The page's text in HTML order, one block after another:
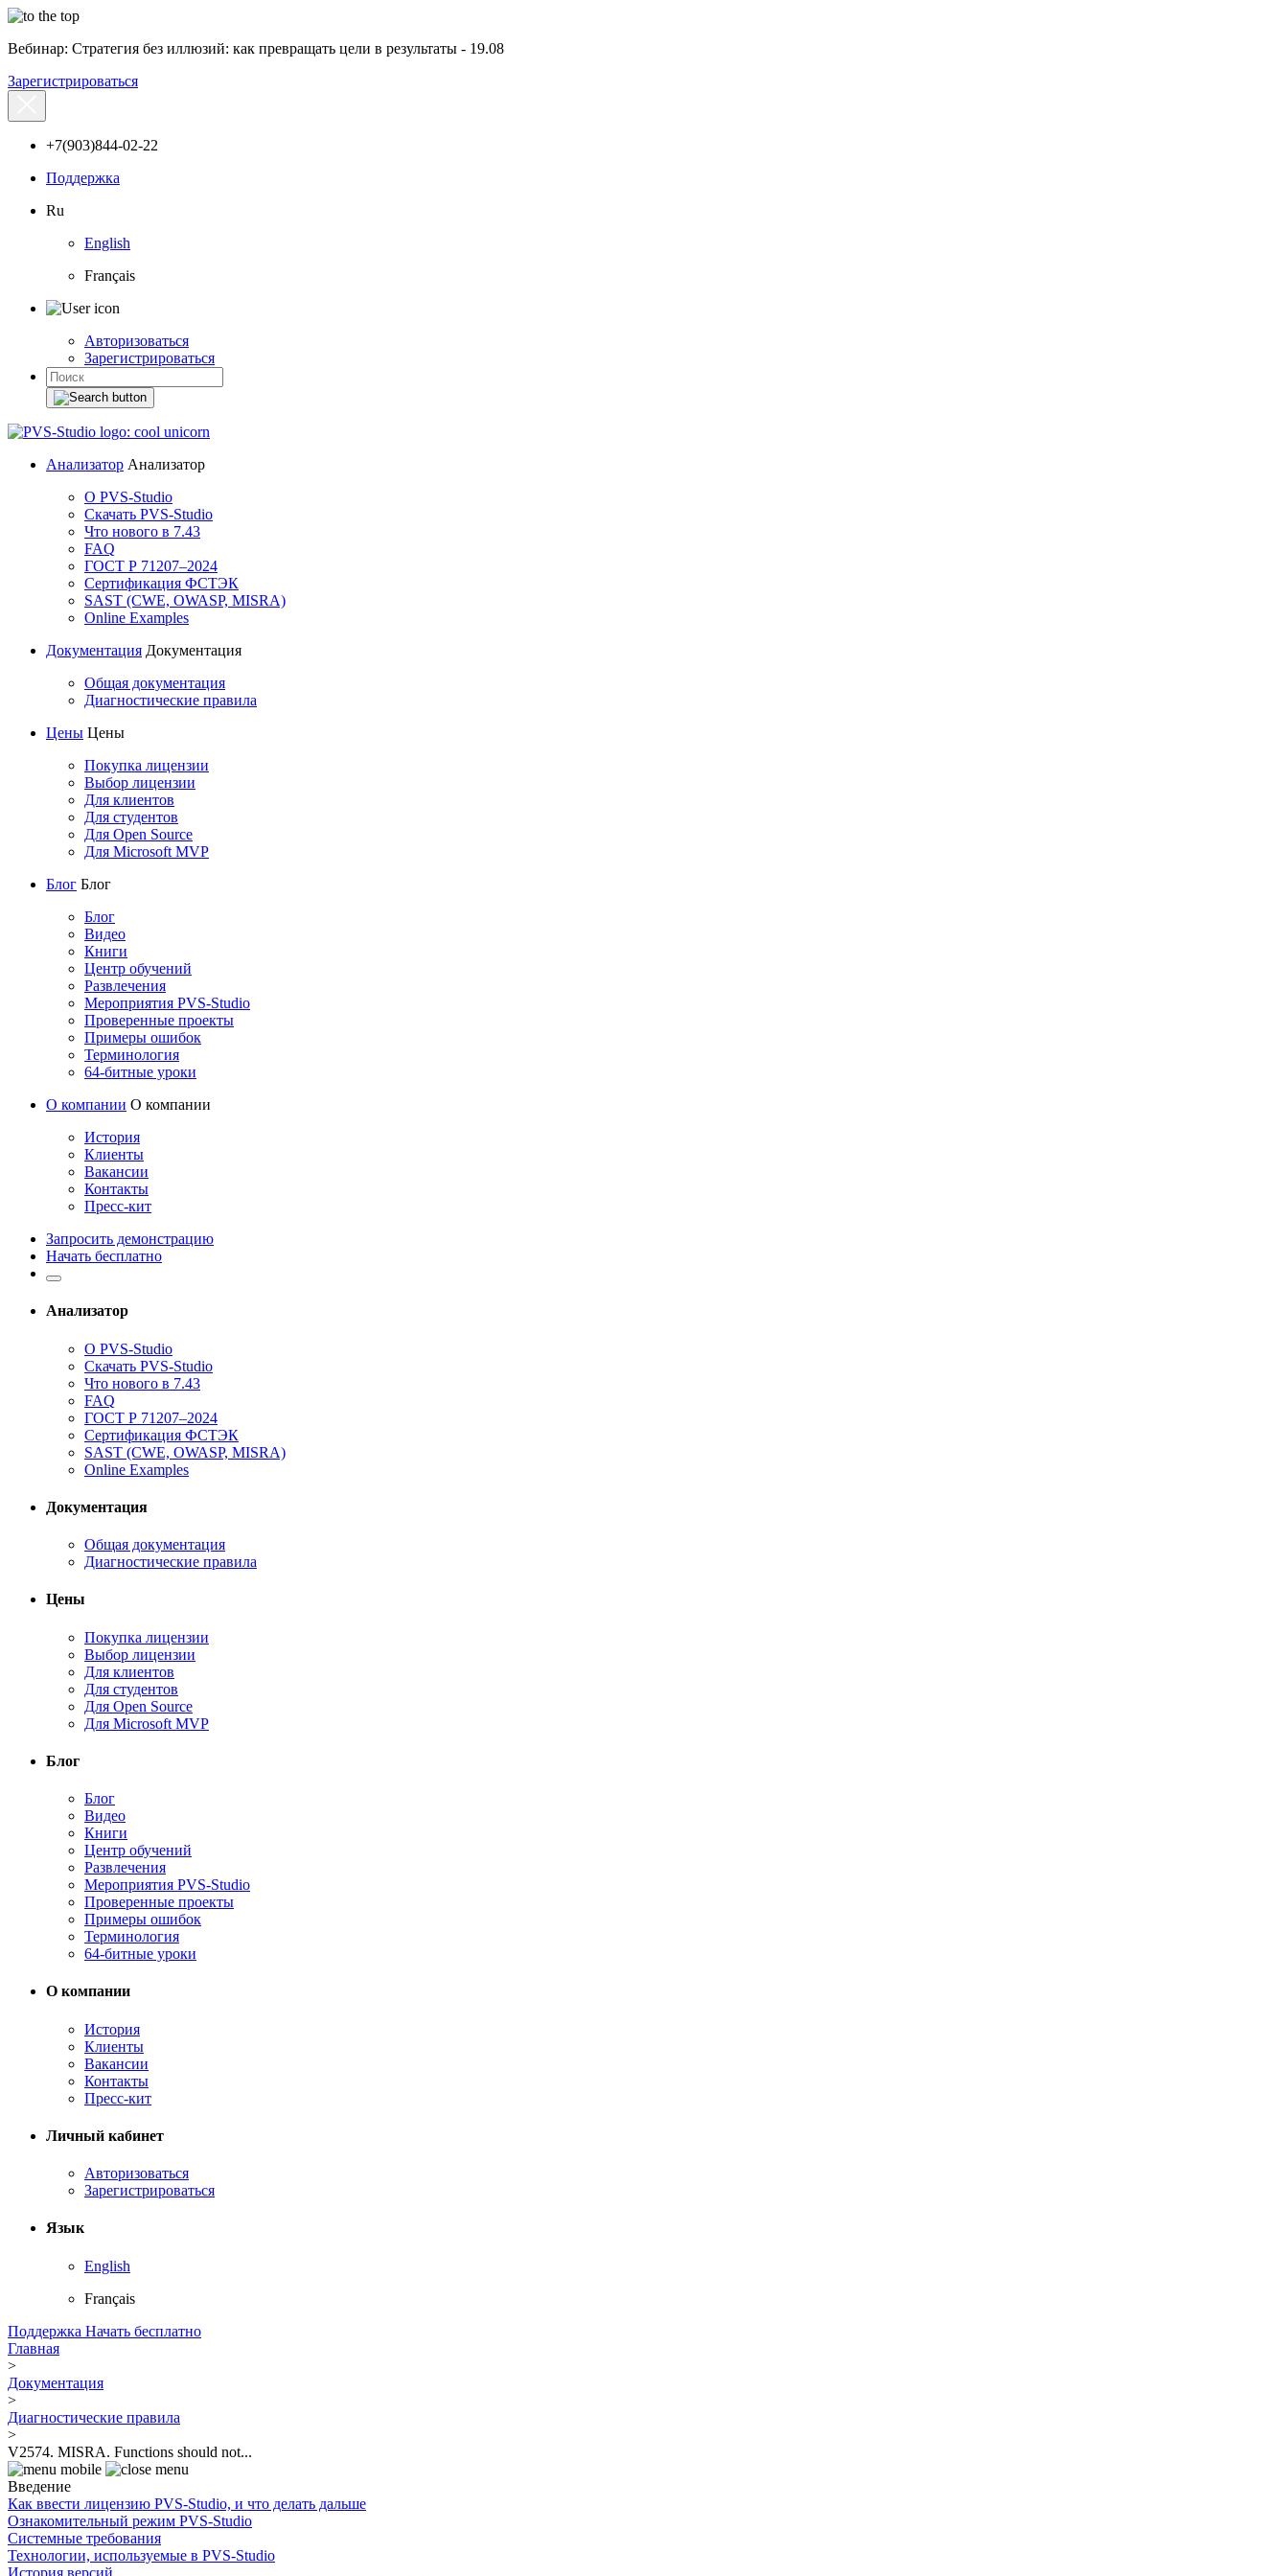
Вебинар: Стратегия без иллюзий: как превращать цели в результаты - 19.08
Зарегистрироваться
+7(903)844-02-22
Поддержка
Ru
English
Français
Авторизоваться
Зарегистрироваться
Анализатор Анализатор
О PVS-Studio
Скачать PVS-Studio
Что нового в 7.43
FAQ
ГОСТ Р 71207–2024
Сертификация ФСТЭК
SAST (CWE, OWASP, MISRA)
Online Examples
Документация Документация
Общая документация
Диагностические правила
Цены Цены
Покупка лицензии
Выбор лицензии
Для клиентов
Для студентов
Для Open Source
Для Microsoft MVP
Блог Блог
Блог
Видео
Книги
Центр обучений
Развлечения
Мероприятия PVS-Studio
Проверенные проекты
Примеры ошибок
Терминология
64-битные уроки
О компании О компании
История
Клиенты
Вакансии
Контакты
Пресс-кит
Запросить демонстрацию
Начать бесплатно
Анализатор
О PVS-Studio
Скачать PVS-Studio
Что нового в 7.43
FAQ
ГОСТ Р 71207–2024
Сертификация ФСТЭК
SAST (CWE, OWASP, MISRA)
Online Examples
Документация
Общая документация
Диагностические правила
Цены
Покупка лицензии
Выбор лицензии
Для клиентов
Для студентов
Для Open Source
Для Microsoft MVP
Блог
Блог
Видео
Книги
Центр обучений
Развлечения
Мероприятия PVS-Studio
Проверенные проекты
Примеры ошибок
Терминология
64-битные уроки
О компании
История
Клиенты
Вакансии
Контакты
Пресс-кит
Личный кабинет
Авторизоваться
Зарегистрироваться
Язык
English
Français
Поддержка Начать бесплатно
Главная
>
Документация
>
Диагностические правила
>
V2574. MISRA. Functions should not...
Введение
Как ввести лицензию PVS-Studio, и что делать дальше
Ознакомительный режим PVS-Studio
Системные требования
Технологии, используемые в PVS-Studio
История версий